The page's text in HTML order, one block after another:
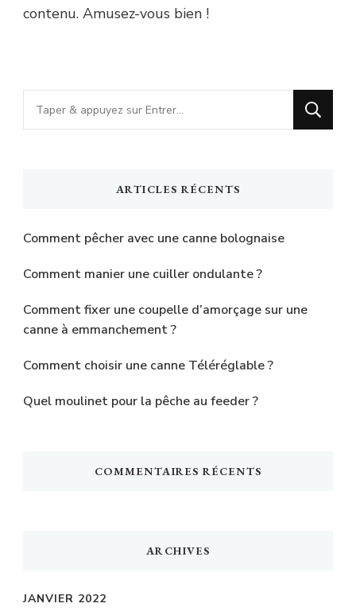
contenu. Amusez-vous bien !
Vous
recherchiez
ARTICLES RÉCENTS
Comment pêcher avec une canne bolognaise
Comment manier une cuiller ondulante ?
Comment fixer une coupelle d’amorçage sur une
canne à emmanchement ?
Comment choisir une canne Téléréglable ?
Quel moulinet pour la pêche au feeder ?
COMMENTAIRES RÉCENTS
ARCHIVES
JANVIER 2022